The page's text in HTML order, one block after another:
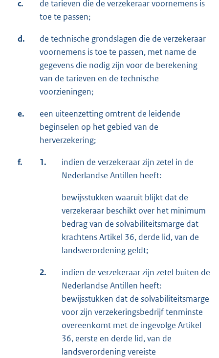
c.
de tarieven die de verzekeraar voornemens is
toe te passen;
d.
de technische grondslagen die de verzekeraar
voornemens is toe te passen, met name de
gegevens die nodig zijn voor de berekening
van de tarieven en de technische
voorzieningen;
e.
een uiteenzetting omtrent de leidende
beginselen op het gebied van de
herverzekering;
f. 1.
indien de verzekeraar zijn zetel in de
Nederlandse Antillen heeft:
bewijsstukken waaruit blijkt dat de
verzekeraar beschikt over het minimum
bedrag van de solvabiliteitsmarge dat
krachtens Artikel 36, derde lid, van de
landsverordening geldt;
2.
indien de verzekeraar zijn zetel buiten de
Nederlandse Antillen heeft:
bewijsstukken dat de solvabiliteitsmarge
voor zijn verzekeringsbedrijf tenminste
overeenkomt met de ingevolge Artikel
36, eerste en derde lid, van de
landsverordening vereiste